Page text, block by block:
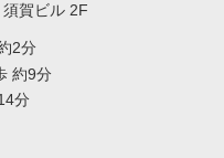
賀ビル 2F
2分
約9分
分